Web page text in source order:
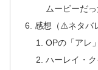
ムービーだっ
感想（⚠️ネタバ
OPの「アレ
ハーレイ・